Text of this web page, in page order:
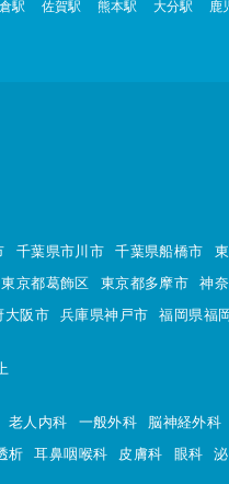
駅 佐賀駅 熊本駅 大分駅 鹿
千葉県市川市 千葉県船橋市
東京都葛飾区 東京都多摩市
神
大阪市 兵庫県神戸市 福岡県福
老人内科 一般外科 脳神経外科
析 耳鼻咽喉科 皮膚科 眼科